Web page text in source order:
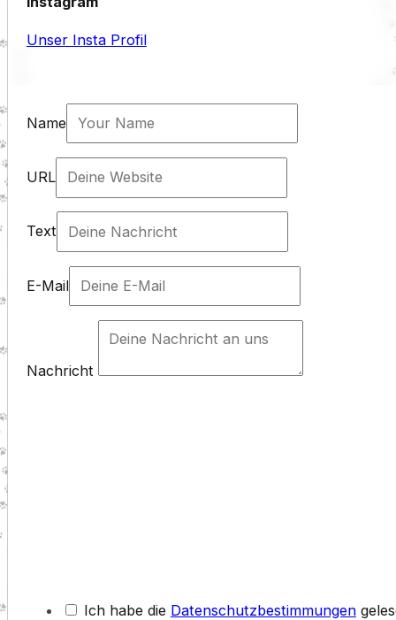
Name
URL
Text
E-Mail
Nachricht
Ich habe die Datenschutzbestimmungen
Unser Insta Profil